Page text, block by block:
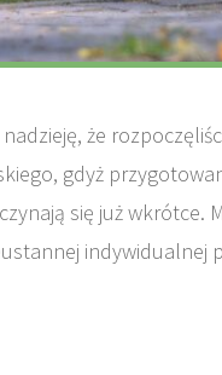
nadzieję, że
gdyż
się już wkrótce.
indywidualnej